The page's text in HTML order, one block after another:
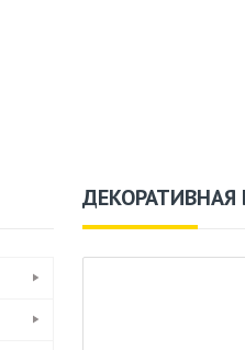
ДЕКОРАТИВНАЯ